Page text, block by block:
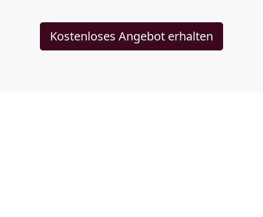
Kostenloses Angebot erhalten